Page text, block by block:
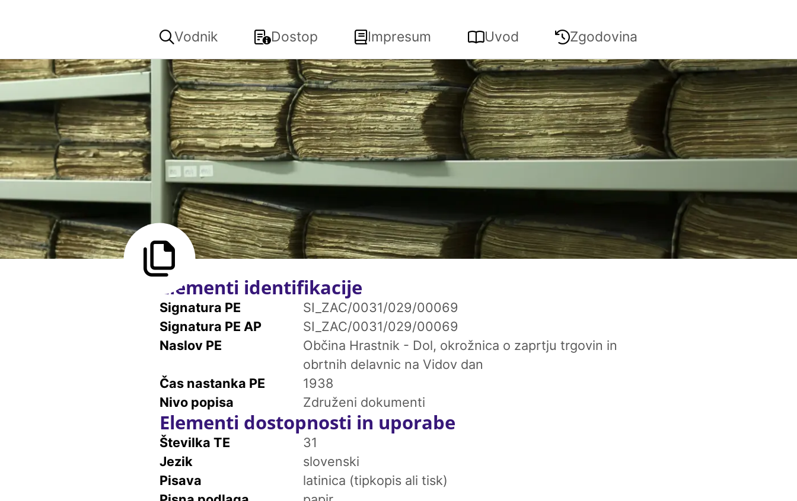
Vodnik Dostop Impresum Uvod Zgodovina
Elementi identifikacije
Signatura PE
SI_ZAC/0031/029/00069
Signatura PE AP
SI_ZAC/0031/029/00069
Naslov PE
Občina Hrastnik - Dol, okrožnica o zaprtju trgovin in
obrtnih delavnic na Vidov dan
Čas nastanka PE
1938
Nivo popisa
Združeni dokumenti
Elementi dostopnosti in uporabe
Številka TE
31
Jezik
slovenski
Pisava
latinica (tipkopis ali tisk)